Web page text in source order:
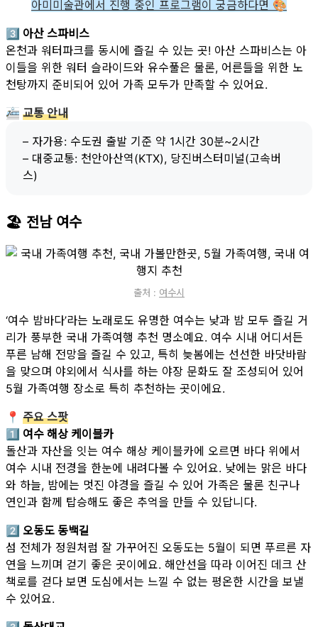
아미미술관에서 진행 중인 프로그램이 궁금하다면 🎨
3️⃣ 아산 스파비스
온천과 워터파크를 동시에 즐길 수 있는 곳! 아산 스파비스는 아
이들을 위한 워터 슬라이드와 유수풀은 물론, 어른들을 위한 노
천탕까지 준비되어 있어 가족 모두가 만족할 수 있어요.
🚈 교통 안내
– 자가용: 수도권 출발 기준 약 1시간 30분~2시간
– 대중교통: 천안아산역(KTX), 당진버스터미널(고속버
스)
🏖 전남 여수
출처 : 여수시
‘여수 밤바다’라는 노래로도 유명한 여수는 낮과 밤 모두 즐길 거
리가 풍부한 국내 가족여행 추천 명소예요. 여수 시내 어디서든
푸른 남해 전망을 즐길 수 있고, 특히 늦봄에는 선선한 바닷바람
을 맞으며 야외에서 식사를 하는 야장 문화도 잘 조성되어 있어
5월 가족여행 장소로 특히 추천하는 곳이에요.
📍 주요 스팟
1️⃣ 여수 해상 케이블카
돌산과 자산을 잇는 여수 해상 케이블카에 오르면 바다 위에서
여수 시내 전경을 한눈에 내려다볼 수 있어요. 낮에는 맑은 바다
와 하늘, 밤에는 멋진 야경을 즐길 수 있어 가족은 물론 친구나
연인과 함께 탑승해도 좋은 추억을 만들 수 있답니다.
2️⃣ 오동도 동백길
섬 전체가 정원처럼 잘 가꾸어진 오동도는 5월이 되면 푸르른 자
연을 느끼며 걷기 좋은 곳이에요. 해안선을 따라 이어진 데크 산
책로를 걷다 보면 도심에서는 느낄 수 없는 평온한 시간을 보낼
수 있어요.